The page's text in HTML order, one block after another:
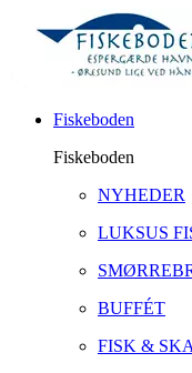
Fiskeboden
Fiskeboden
NYHEDER
LUKSUS
BUFFÉT
FISK &